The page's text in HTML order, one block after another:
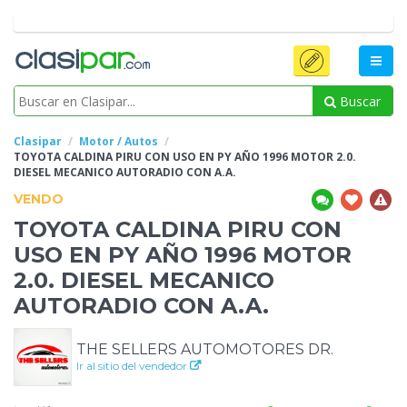
Buscar
Clasipar
Motor / Autos
TOYOTA CALDINA PIRU CON USO EN PY AÑO 1996 MOTOR 2.0.
DIESEL MECANICO AUTORADIO CON A.A.
VENDO
TOYOTA CALDINA PIRU CON
USO EN PY AÑO 1996 MOTOR
2.0. DIESEL MECANICO
AUTORADIO CON A.A.
THE SELLERS AUTOMOTORES DR.
Ir al sitio del vendedor